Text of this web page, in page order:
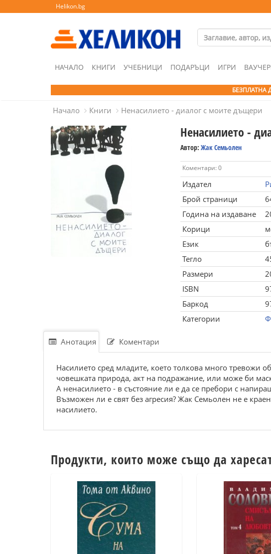
Helikon.bg
НАЧАЛО КНИГИ УЧЕБНИЦИ ПОДАРЪЦИ ИГРИ
БЕЗПЛАТНА
Начало Книги Ненасилието - диалог с моите дъщери
Ненасилието -
Автор: Жак Семьолен
Коментари: 0
Издател
Брой страници
Година на издаване
Корици
Език
Тегло
Размери
ISBN
Баркод
Категории
Анотация Коментари
Насилието сред младите, което толкова много тревожи
човешката природа, акт на подражание, или може би
А ненасилието - в състояние ли е да се пребори с
Възможен ли е свят без агресия? Жак Семьолен не е
насилието.
Продукти, които може също да